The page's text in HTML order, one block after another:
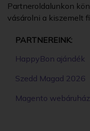
Partneroldalunkon
vásárolni a kiszemelt
PARTNEREINK:
HappyBon ajándék
Szedd Magad 2026
Magento